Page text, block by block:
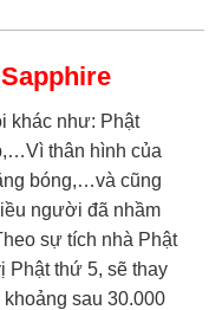
Sapphire
khác như: Phật
thân hình của
bóng,…và cũng
người đã nhầm
sự tích nhà Phật
Phật thứ 5, sẽ thay
sau 30.000